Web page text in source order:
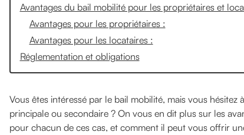
Avantages du bail mobilité pour les propriétaires et
Avantages pour les propriétaires :
Avantages pour les locataires :
Réglementation et obligations
Vous êtes intéressé par le bail mobilité, mais vous
principale ou secondaire ? On vous en dit plus sur les
pour chacun de ces cas, et comment il peut vous offrir